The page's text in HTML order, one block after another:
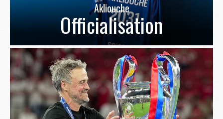
Akliouche
Officialisation